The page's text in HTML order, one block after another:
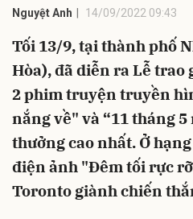
Nguyệt Anh 14/09/2022 09:43
Tối 13/9, tại thành phố
Hòa), đã diễn ra Lễ trao
2 phim truyện truyền
nắng về" và “11 tháng
thưởng cao nhất. Ở
điện ảnh "Đêm tối rực
Toronto giành chiến